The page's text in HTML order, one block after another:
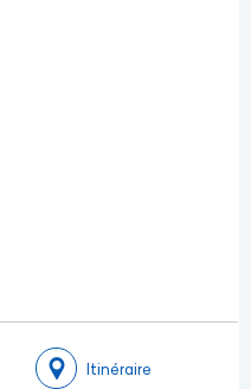
Itinéraire